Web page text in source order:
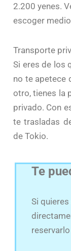
2.200 yenes.
escoger
Transporte
Si eres de los
no te apetece
otro, tienes la
privado. Con
te trasladas
de Tokio.
Te
Si
reservarlo